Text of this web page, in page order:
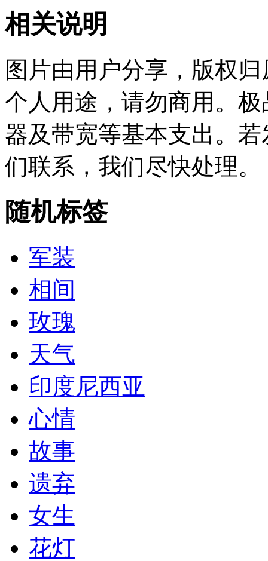
相关说明
图片由用户分享，版权
个人用途，请勿商用。
器及带宽等基本支出。
们联系，我们尽快处理。
随机标签
军装
相间
玫瑰
天气
印度尼西亚
心情
故事
遗弃
女生
花灯